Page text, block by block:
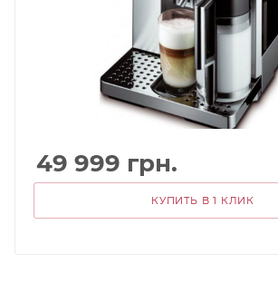
49 999 грн.
КУПИТЬ В 1 КЛИК